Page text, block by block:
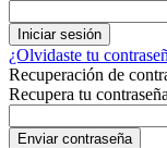
¿Olvidaste tu
Recuperación de
Recupera tu contraseña